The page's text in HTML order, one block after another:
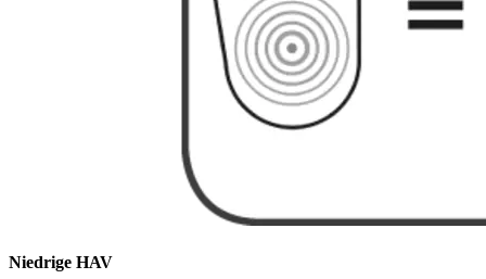
Niedrige HAV